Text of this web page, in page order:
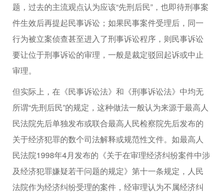
题，过去的主流观点认为应该“先刑后民”，也即待刑事案
件生效后再提起民事诉讼；如果民事案件受理后，同一
行为被立案侦查甚至进入了刑事诉讼程序，则民事诉讼
要让位于刑事诉讼的审理，一般是裁定驳回起诉或中止
审理。
但实际上，在《民事诉讼法》和《刑事诉讼法》中均无
所谓“先刑后民”的规定，这种做法一般认为来源于最高人
民法院先后单独发布或联合最高人民检察院先后发布的
关于经济犯罪的数个司法解释或规范性文件。如最高人
民法院1998年4月发布的《关于在审理经济纠纷案件中涉
及经济犯罪嫌疑若干问题的规定》第十一条规定，人民
法院作为经济纠纷受理的案件，经审理认为不属经济纠